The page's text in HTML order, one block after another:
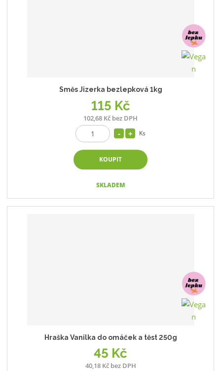
Směs Jizerka bezlepková 1kg
115 Kč
102,68 Kč bez DPH
Ks
KOUPIT
SKLADEM
Hraška Vanilka do omáček a těst 250g
45 Kč
40,18 Kč bez DPH